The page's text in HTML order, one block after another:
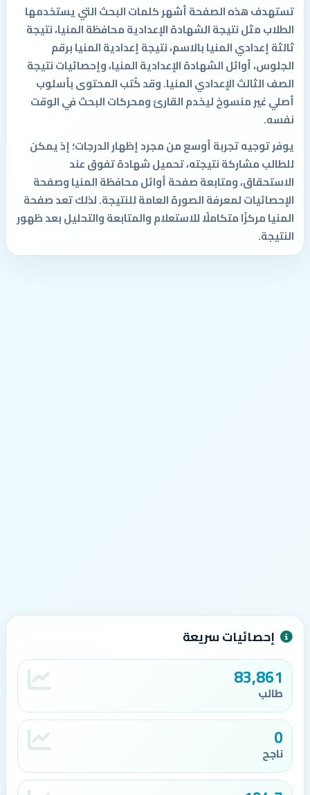
تستهدف هذه الصفحة أشهر كلمات البحث التي يستخدمها
الطلاب مثل نتيجة الشهادة الإعدادية محافظة المنيا، نتيجة
ثالثة إعدادي المنيا بالاسم، نتيجة إعدادية المنيا برقم
الجلوس، أوائل الشهادة الإعدادية المنيا، وإحصائيات نتيجة
الصف الثالث الإعدادي المنيا. وقد كُتب المحتوى بأسلوب
أصلي غير منسوخ ليخدم القارئ ومحركات البحث في الوقت
نفسه.
يوفر توجيه تجربة أوسع من مجرد إظهار الدرجات؛ إذ يمكن
للطالب مشاركة نتيجته، تحميل شهادة تفوق عند
الاستحقاق، ومتابعة صفحة أوائل محافظة المنيا وصفحة
الإحصائيات لمعرفة الصورة العامة للنتيجة. لذلك تعد صفحة
المنيا مركزًا متكاملًا للاستعلام والمتابعة والتحليل بعد ظهور
النتيجة.
إحصائيات سريعة
83,861
طالب
0
ناجح